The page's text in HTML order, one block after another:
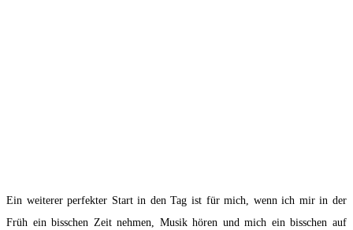
Ein weiterer perfekter Start in den Tag ist für mich, wenn ich mir in der
Früh ein bisschen Zeit nehmen, Musik hören und mich ein bisschen auf